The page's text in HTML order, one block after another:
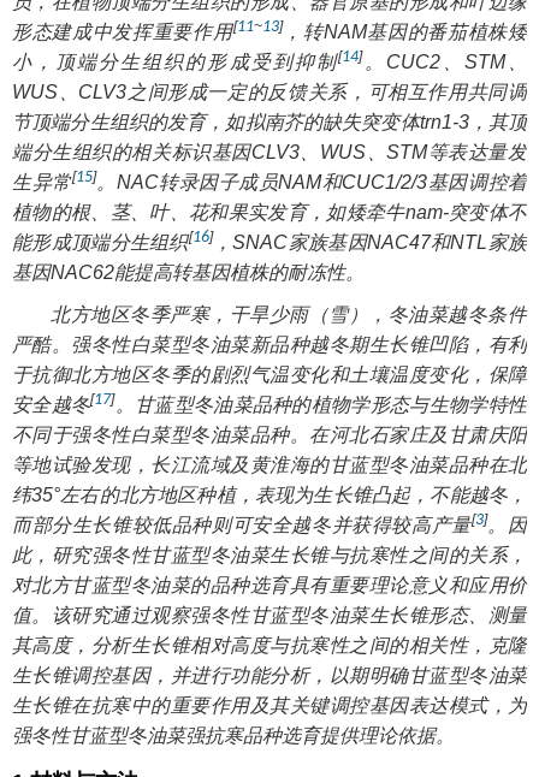
形态建成中发挥重要作用[11~13]，转NAM基因的番茄植株矮
小，顶端分生组织的形成受到抑制[14]。 CUC2、 STM、
WUS、 CLV3 之间形成一定的反馈关系，可相互作用共同调
节顶端分生组织的发育，如拟南芥的缺失突变体trn1-3，其顶
端分生组织的相关标识基因CLV3、 WUS、STM等表达量发
生异常[15]。NAC转录因子成员NAM和CUC1/2/3基因调控着
植物的根、茎、叶、花和果实发育，如矮牵牛nam-突变体不
能形成顶端分生组织[16]，SNAC家族基因NAC47和NTL家族
基因NAC62能提高转基因植株的耐冻性。
北方地区冬季严寒，干旱少雨（雪），冬油菜越冬条件
严酷。强冬性白菜型冬油菜新品种越冬期生长锥凹陷，有利
于抗御北方地区冬季的剧烈气温变化和土壤温度变化，保障
安全越冬[17]。甘蓝型冬油菜品种的植物学形态与生物学特性
不同于强冬性白菜型冬油菜品种。在河北石家庄及甘肃庆阳
等地试验发现，长江流域及黄淮海的甘蓝型冬油菜品种在北
纬35°左右的北方地区种植，表现为生长锥凸起，不能越冬，
而部分生长锥较低品种则可安全越冬并获得较高产量[3]。因
此，研究强冬性甘蓝型冬油菜生长锥与抗寒性之间的关系，
对北方甘蓝型冬油菜的品种选育具有重要理论意义和应用价
值。该研究通过观察强冬性甘蓝型冬油菜生长锥形态、测量
其高度，分析生长锥相对高度与抗寒性之间的相关性，克隆
生长锥调控基因，并进行功能分析，以期明确甘蓝型冬油菜
生长锥在抗寒中的重要作用及其关键调控基因表达模式，为
强冬性甘蓝型冬油菜强抗寒品种选育提供理论依据。